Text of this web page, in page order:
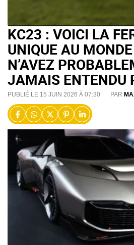
KC23 : VOICI LA
UNIQUE AU
N’AVEZ
JAMAIS ENTENDU
PUBLIÉ LE 15 JUIN 2026 À 07:30 PAR